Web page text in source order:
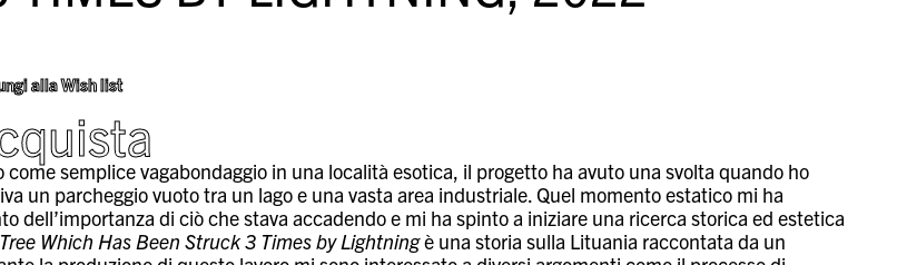
alla Wish list
come semplice vagabondaggio in una località esotica, il progetto ha avuto una svolta quando ho
un parcheggio vuoto tra un lago e una vasta area industriale. Quel momento estatico mi ha
dell’importanza di ciò che stava accadendo e mi ha spinto a iniziare una ricerca storica ed estetica
Which Has Been Struck 3 Times by Lightningè una storia sulla Lituania raccontata da un